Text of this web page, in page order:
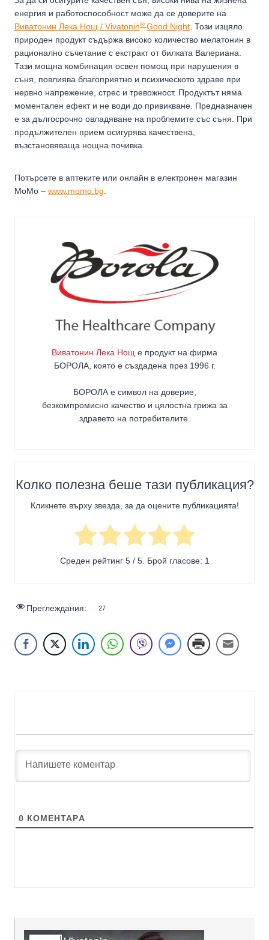
енергия и работоспособност може да се доверите на
Виватонин Лека Нощ / Vivatonin® Good Night . Този изцяло
природен продукт съдържа високо количество мелатонин в
рационално съчетание с екстракт от билката Валериана.
Тази мощна комбинация освен помощ при нарушения в
съня, повлиява благоприятно и психическото здраве при
нервно напрежение, стрес и тревожност. Продуктът няма
моментален ефект и не води до привикване. Предназначен
е за дългосрочно овладяване на проблемите със съня. При
продължителен прием осигурява качествена,
възстановяваща нощна почивка.
Потърсете в аптеките или онлайн в електронен магазин
МоМо – www.momo.bg
Виватонин Лека Нощ е продукт на фирма
БОРОЛА, която е създадена през 1996 г.
БОРОЛА е символ на доверие,
безкомпромисно качество и цялостна грижа за
здравето на потребителите.
Колко полезна беше тази публикация?
Кликнете върху звезда, за да оцените публикацията!
Среден рейтинг 5/ 5. Брой гласове: 1
Преглеждания: 27
0 КОМЕНТАРA